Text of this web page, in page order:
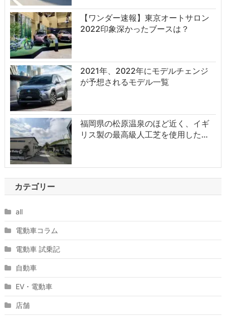
【ワンダー速報】東京オートサロン
2022印象深かったブースは？
2021年、2022年にモデルチェンジ
が予想されるモデル一覧
福岡県の松原温泉のほど近く、イギ
リス製の最高級人工芝を使用した…
カテゴリー
all
電動車コラム
電動車 試乗記
自動車
EV・電動車
店舗